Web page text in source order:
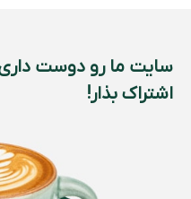
سایت ما رو دوست
اشتراک بذار!